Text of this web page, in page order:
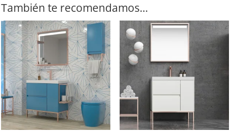
También te recomendamos…